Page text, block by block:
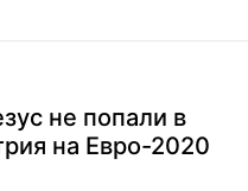
не попали в
на Евро-2020